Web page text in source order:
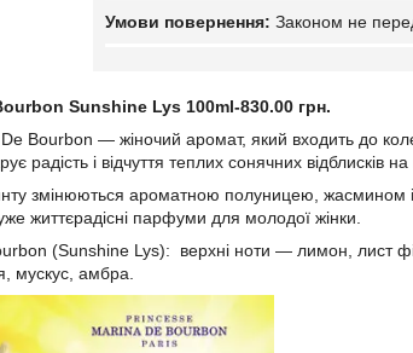
Законом не
Sunshine Lys 100ml-830.00 грн.
Bourbon — жіночий аромат, який входить до
радість і відчуття теплих сонячних відблисків на
змінюються ароматною полуницею, жасмином і
життєрадісні парфуми для молодої жінки.
(Sunshine Lys): верхні ноти — лимон, лист
мускус, амбра.